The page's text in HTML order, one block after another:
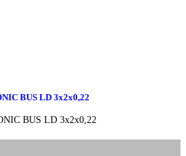
BUS LD 3x2x0,22
BUS LD 3x2x0,22